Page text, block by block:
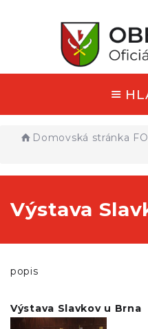
Domovská stránka
Výstava
popis
Výstava Slavkov u Brna